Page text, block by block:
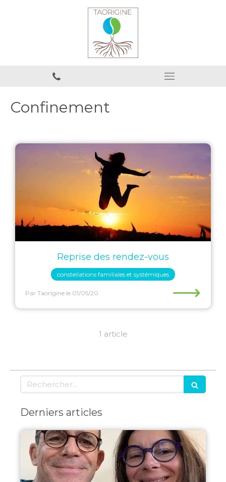
Confinement
Reprise des rendez-vous
constellations familiales et systémiques
Par Taorigine le 01/05/20 ⟶
1 article
Rechercher
Derniers articles